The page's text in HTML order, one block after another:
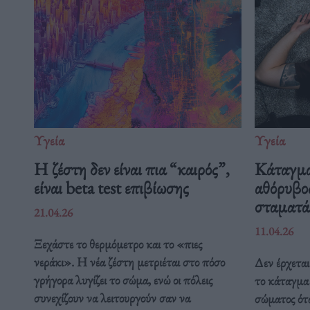
Υγεία
Η ζέστη δεν είναι πια “καιρός”,
είναι beta test επιβίωσης
21.04.26
Ξεχάστε το θερμόμετρο και το «πιες
νεράκι». Η νέα ζέστη μετριέται στο πόσο
γρήγορα λυγίζει το σώμα, ενώ οι πόλεις
συνεχίζουν να λειτουργούν σαν να
Υγεία
11.04.26
Δεν
το
σώματος